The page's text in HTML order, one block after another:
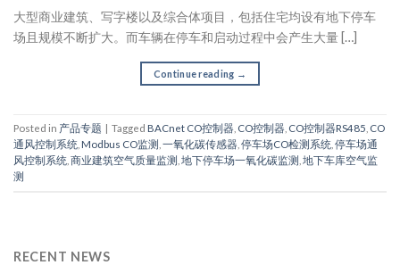
大型商业建筑、写字楼以及综合体项目，包括住宅均设有地下停车
场且规模不断扩大。而车辆在停车和启动过程中会产生大量 […]
Continue reading →
Posted in 产品专题 | Tagged BACnet CO控制器 CO控制器 CO控制器RS485 CO
通风控制系统 Modbus CO监测 一氧化碳传感器 停车场CO检测系统 停车场通
风控制系统 商业建筑空气质量监测 地下停车场一氧化碳监测 地下车库空气监
测
RECENT NEWS